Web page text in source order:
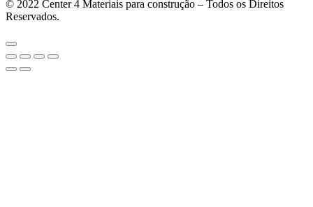
© 2022 Center 4 Materiais para construção – Todos os Direitos
Reservados.